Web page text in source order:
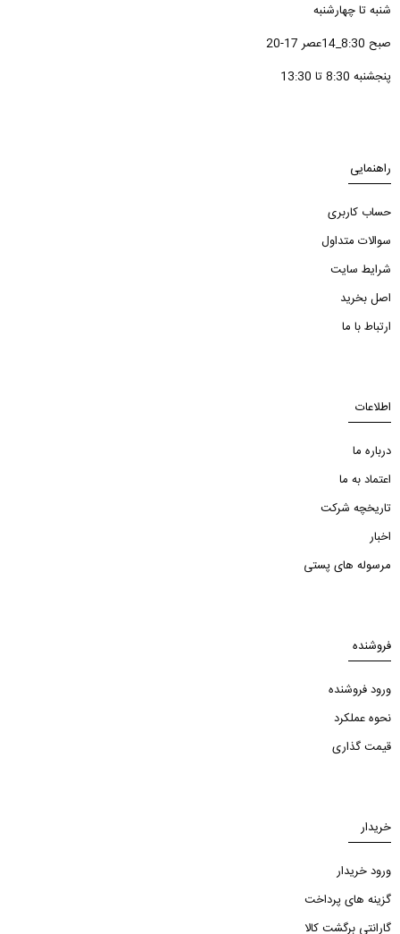
شنبه تا چهارشنبه
صبح 8:30_14عصر 17-20
پنجشنبه 8:30 تا 13:30
راهنمایی
حساب کاربری
سوالات متداول
شرایط سایت
اصل بخرید
ارتباط با ما
اطلاعات
درباره ما
اعتماد به ما
تاریخچه شرکت
اخبار
مرسوله های پستی
فروشنده
ورود فروشنده
نحوه عملکرد
قیمت گذاری
خریدار
ورود خریدار
گزینه های پرداخت
گارانتی برگشت کالا